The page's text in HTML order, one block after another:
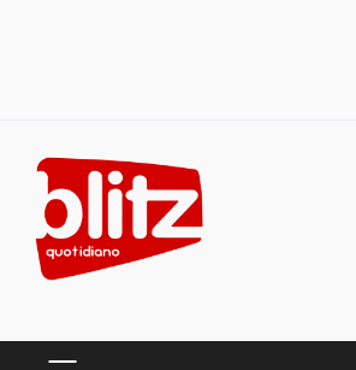
content